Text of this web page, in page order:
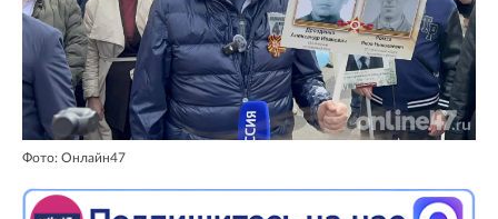
Фото: Онлайн47